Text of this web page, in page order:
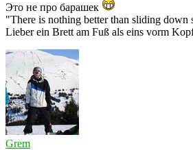
Это не про барашек
"There is nothing better than sliding
Lieber ein Brett am Fuß als eins vorm
Grem